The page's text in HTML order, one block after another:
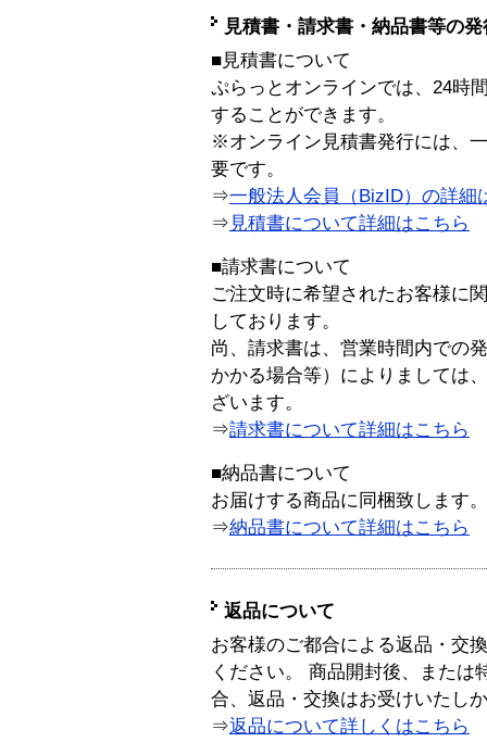
見積書・請求書・納品書等の
■見積書について
ぷらっとオンラインでは、24時
することができます。
※オンライン見積書発行には、
要です。
⇒一般法人会員（BizID）の詳細
⇒ 見積書について詳細はこちら
■請求書について
ご注文時に希望されたお客様に
しております。
尚、請求書は、営業時間内での
かかる場合等）によりましては
ざいます。
⇒請求書について詳細はこちら
■納品書について
お届けする商品に同梱致します。
⇒納品書について詳細はこちら
返品について
お客様のご都合による返品・交
ください。 商品開封後、または
合、返品・交換はお受けいたし
⇒返品について詳しくはこちら